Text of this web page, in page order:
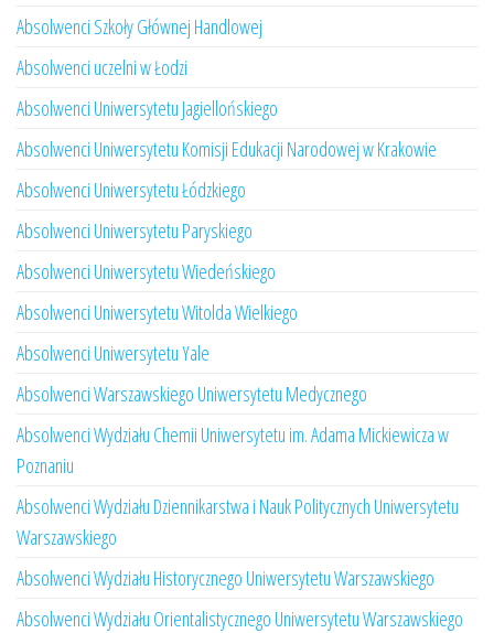
Absolwenci Szkoły Głównej Handlowej
Absolwenci uczelni w Łodzi
Absolwenci Uniwersytetu Jagiellońskiego
Absolwenci Uniwersytetu Komisji Edukacji Narodowej w Krakowie
Absolwenci Uniwersytetu Łódzkiego
Absolwenci Uniwersytetu Paryskiego
Absolwenci Uniwersytetu Wiedeńskiego
Absolwenci Uniwersytetu Witolda Wielkiego
Absolwenci Uniwersytetu Yale
Absolwenci Warszawskiego Uniwersytetu Medycznego
Absolwenci Wydziału Chemii Uniwersytetu im. Adama Mickiewicza w
Poznaniu
Absolwenci Wydziału Dziennikarstwa i Nauk Politycznych Uniwersytetu
Warszawskiego
Absolwenci Wydziału Historycznego Uniwersytetu Warszawskiego
Absolwenci Wydziału Orientalistycznego Uniwersytetu Warszawskiego